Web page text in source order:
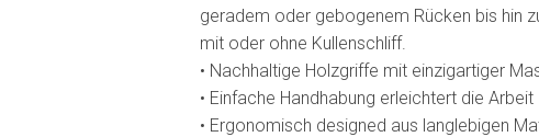
geradem oder gebogenem Rücken bis hin
mit oder ohne Kullenschliff.
• Nachhaltige Holzgriffe mit einzigartiger
• Einfache Handhabung erleichtert die Arbeit
• Ergonomisch designed aus langlebigen